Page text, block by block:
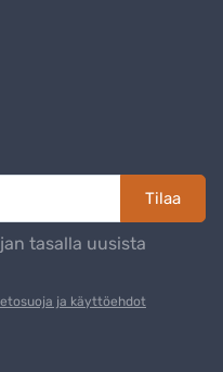
Tilaa
tasalla uusista
ja käyttöehdot